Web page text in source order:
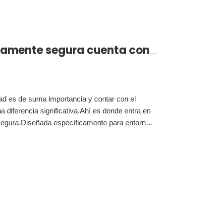
La cámara intrínsecamente segura cuenta con 8 modos para obtener imágenes en entornos peligrosos
es de suma importancia y contar con el
diferencia significativa.Ahí es donde entra en
específicamente para entornos